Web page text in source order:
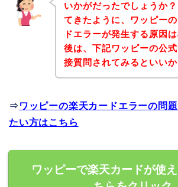
いかがだったでしょうか
てきたように、ワッピー
ドエラーが発生する原因
後は、下記ワッピーの公
接質問されてみるといいか
⇒ ワッピーの楽天カードエラーの問
たい方はこちら
ワッピーで楽天カードが使